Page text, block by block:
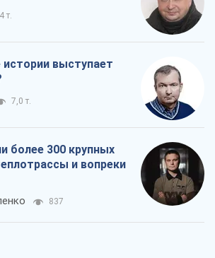
т.
истории выступает
7,0 т.
более 300 крупных
и вопреки
837